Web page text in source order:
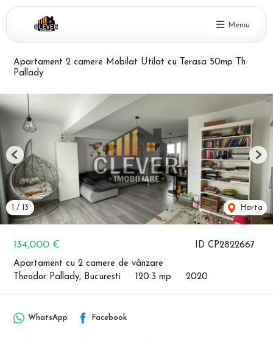
Meniu
Apartament 2 camere Mobilat Utilat cu Terasa 50mp Th
Pallady
ID CP2822667
134,000 €
Apartament cu 2 camere de vânzare
Theodor Pallady, Bucuresti
120.3 mp 2020
1 / 13 Harta
Previous
WhatsApp Facebook